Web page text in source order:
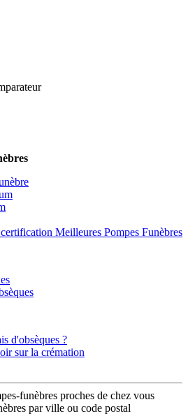
Meilleures Pompes Funèbres
d'obsèques ?
sur la crémation
funèbres proches de chez vous
par ville ou code postal